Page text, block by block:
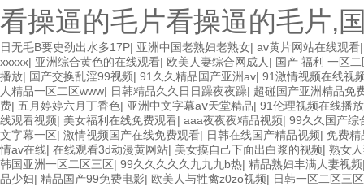
看操逼的毛片看操逼的毛片,
日无毛B要史劲出水多17P| 亚洲中国老熟妇老熟女| av黄片网站在线观看
xxxxx| 亚洲综合黄色的在线观看| 欧美人妻综合网成人 | 国产 福利 一区二
播放| 国产交换乱淫99视频| 91久久精品国产亚洲av| 91激情视频在线视
人精品一区二区www| 日韩精品久久日日躁夜夜躁| 超碰国产亚洲精品免
费| 五月婷婷六月丁香色| 亚洲中文字幕aⅴ天堂精品| 91伦理视频在线播放
线观看视频| 美女福利在线免费观看| aaa夜夜夜精品视频| 99久久国产综
文字幕一区| 激情视频国产在线免费观看| 日韩在线国产精品视频| 免费精
情av在线| 在线观看3d动漫黄网站| 美女摸自己下面出白浆的视频| 熟女
韩国亚洲一区二区三区| 99久久久久久九九九b热| 精品熟妇丰满人妻视频
品少妇| 精品国产99免费电影| 欧美人与牲禽z0zo视频| 日韩一区二区三